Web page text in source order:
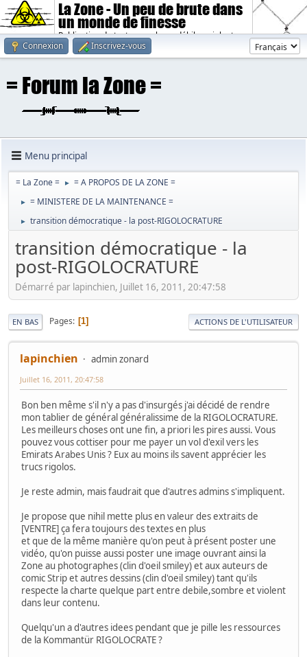
La Zone - Un peu de brute dans
un monde de finesse
Publication de textes sombres, débiles, violents.
Connexion
Inscrivez-vous
Menu principal
= La Zone = ► = A PROPOS DE LA ZONE =
► = MINISTERE DE LA MAINTENANCE =
► transition démocratique - la post-RIGOLOCRATURE
transition démocratique - la
post-RIGOLOCRATURE
Démarré par lapinchien, Juillet 16, 2011, 20:47:58
EN BAS Pages 1 ACTIONS DE L'UTILISATEUR
lapinchien admin zonard
Juillet 16, 2011, 20:47:58
Bon ben même s'il n'y a pas d'insurgés j'ai décidé de rendre
mon tablier de général généralissime de la RIGOLOCRATURE.
Les meilleurs choses ont une fin, a priori les pires aussi. Vous
pouvez vous cottiser pour me payer un vol d'exil vers les
Emirats Arabes Unis ? Eux au moins ils savent apprécier les
trucs rigolos.
Je reste admin, mais faudrait que d'autres admins s'impliquent.
Je propose que nihil mette plus en valeur des extraits de
[VENTRE] ça fera toujours des textes en plus
et que de la même manière qu'on peut à présent poster une
vidéo, qu'on puisse aussi poster une image ouvrant ainsi la
Zone au photographes (clin d'oeil smiley) et aux auteurs de
comic Strip et autres dessins (clin d'oeil smiley) tant qu'ils
respecte la charte quelque part entre debile,sombre et violent
dans leur contenu.
Quelqu'un a d'autres idees pendant que je pille les ressources
de la Kommantür RIGOLOCRATE ?